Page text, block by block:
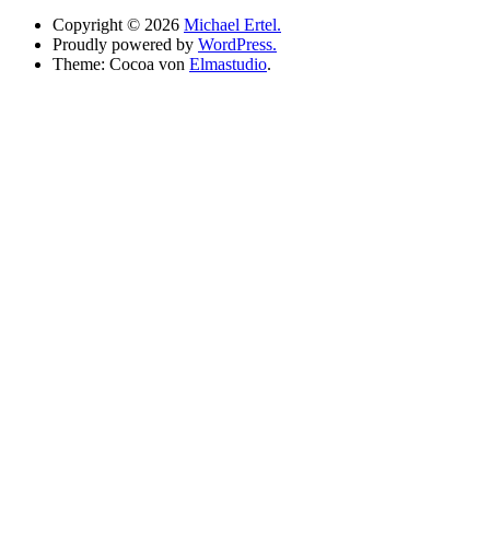
Copyright © 2026 Michael Ertel.
Proudly powered by WordPress.
Theme: Cocoa von Elmastudio.